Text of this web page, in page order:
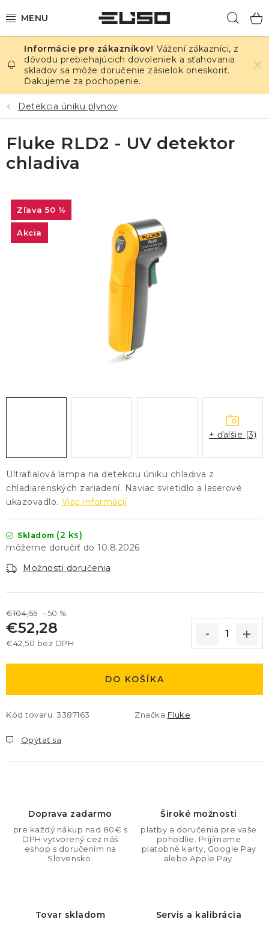
na
ELEKTRINA
TEPLOTA A VLHKOSŤ
TLAK A ÚNIKY
ZÁZNAMNÍKY
TLAČ DPS
OSTATNÉ
Vážení zákazníci, z
dôvodu prebiehajúcich dovoleniek a sťahovania
skladov sa môže doručenie zásielok oneskoriť.
Ďakujeme za pochopenie.
Detekcia úniku plynov
Ultrafialová lampa na detekciu úniku chladiva z
chladiarenských zariadení. Naviac svietidlo a laserové
ukazovadlo. Viac informácií
Skladom (2 ks)
10.8.2026
Možnosti doručenia
€104,55 –50 %
€52,28
€42,50 bez DPH
DO KOŠÍKA
Kód tovaru: 3387163 Značka:Fluke
Opýtať sa
Fluke RLD2 - UV detektor
chladiva
50 %
Akcia
+ ďalšie (3)
Doprava zadarmo
pre každý nákup nad 80€ s
DPH vytvorený cez náš
eshop s doručením na
Slovensko.
Široké možnosti
platby a doručenia pre vaše
pohodlie. Prijímame
platobné karty, Google Pay
alebo Apple Pay.
Tovar skladom Servis a kalibrácia